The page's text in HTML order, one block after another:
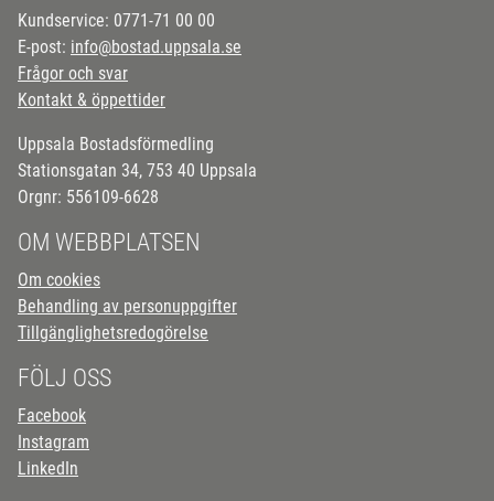
Kundservice: 0771-71 00 00
E-post: info@bostad.uppsala.se
Frågor och svar
Kontakt & öppettider
Uppsala Bostadsförmedling
Stationsgatan 34, 753 40 Uppsala
Orgnr: 556109-6628
OM WEBBPLATSEN
Om cookies
Behandling av personuppgifter
Tillgänglighetsredogörelse
FÖLJ OSS
Facebook
Instagram
LinkedIn